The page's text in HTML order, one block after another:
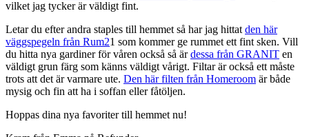
vilket jag tycker är väldigt fint.
Letar du efter andra staples till hemmet så har jag hittatden här
väggspegeln från Rum21 som kommer ge rummet ett fint sken. Vill
du hitta nya gardiner för våren också så ärdessa från GRANIT en
väldigt grun färg som känns väldigt vårigt. Filtar är också ett måste
trots att det är varmare ute. Den här filten från Homeroom är både
mysig och fin att ha i soffan eller fåtöljen.
Hoppas dina nya favoriter till hemmet nu!